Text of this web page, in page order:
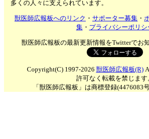
多くの人々に支えられています。
獣医師広報板へのリンク ・サポーター募集 ・
集・ プライバシーポリシ
獣医師広報板の最新更新情報をTwitterでお
Copyright(C) 1997-2026 獣医師広報板(R)
許可なく転載を禁じます
「獣医師広報板」は商標登録(4476083